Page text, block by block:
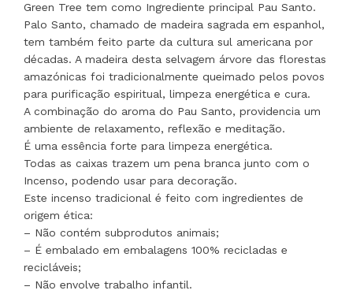
Green Tree tem como Ingrediente principal Pau Santo.
Palo Santo, chamado de madeira sagrada em espanhol,
tem também feito parte da cultura sul americana por
décadas. A madeira desta selvagem árvore das florestas
amazónicas foi tradicionalmente queimado pelos povos
para purificação espiritual, limpeza energética e cura.
A combinação do aroma do Pau Santo, providencia um
ambiente de relaxamento, reflexão e meditação.
É uma essência forte para limpeza energética.
Todas as caixas trazem um pena branca junto com o
Incenso, podendo usar para decoração.
Este incenso tradicional é feito com ingredientes de
origem ética:
– Não contém subprodutos animais;
– É embalado em embalagens 100% recicladas e
recicláveis;
– Não envolve trabalho infantil.